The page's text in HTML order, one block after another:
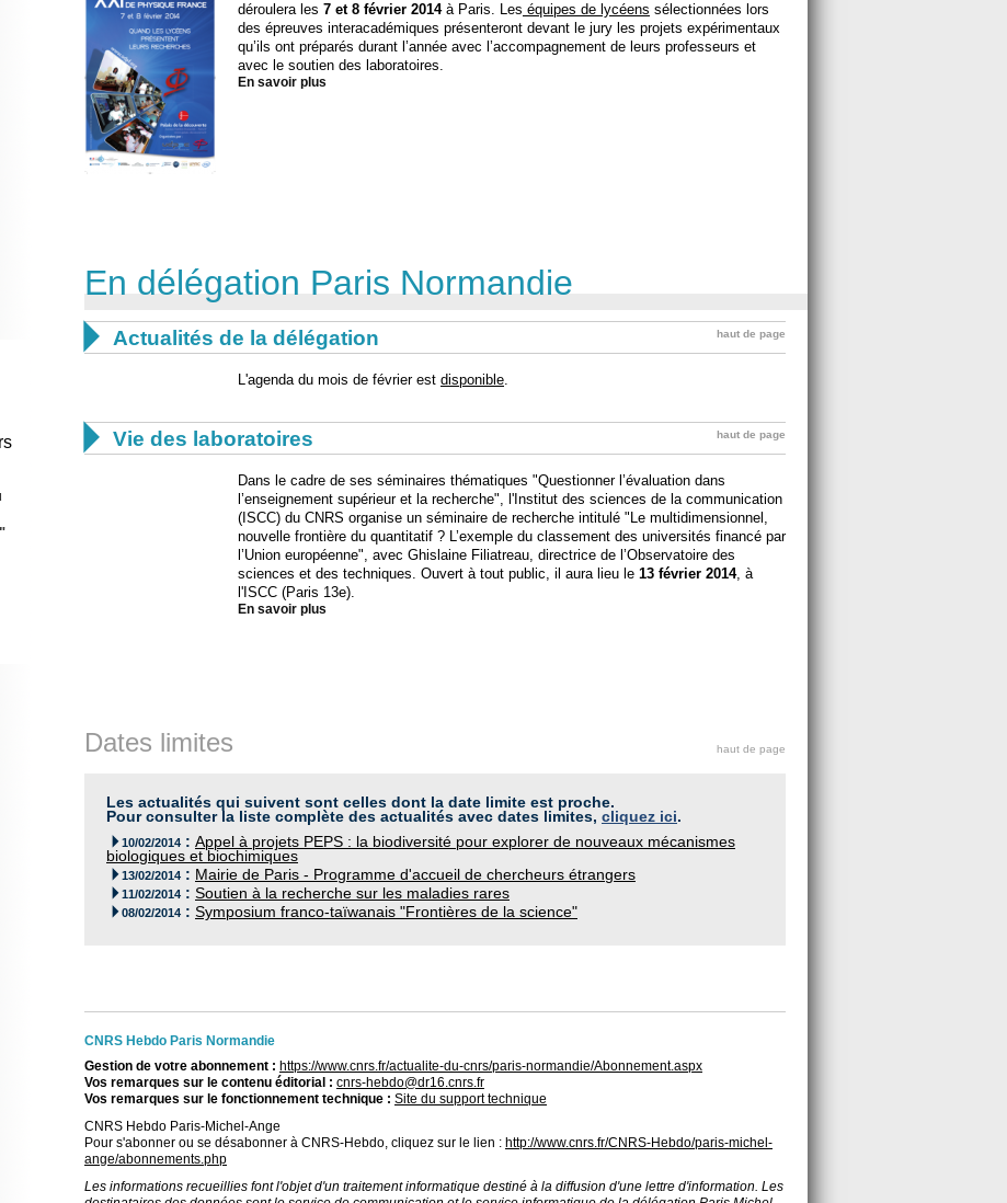
déroulera les 7 et 8 février 2014à Paris. Les équipes de lycéens sélectionnées lors
des épreuves interacadémiques présenteront devant le jury les projets expérimentaux
qu’ils ont préparés durant l’année avec l’accompagnement de leurs professeurs et
avec le soutien des laboratoires.
En savoir plus
En délégation Paris Normandie
 Actualités de la délégation haut de page
L'agenda du mois de février est disponible.
 Vie des laboratoires haut de page
Dans le cadre de ses séminaires thématiques "Questionner l’évaluation dans
l’enseignement supérieur et la recherche", l'Institut des sciences de la communication
(ISCC) du CNRS organise un séminaire de recherche intitulé "Le multidimensionnel,
nouvelle frontière du quantitatif ? L’exemple du classement des universités financé par
l’Union européenne", avec Ghislaine Filiatreau, directrice de l’Observatoire des
sciences et des techniques. Ouvert à tout public, il aura lieu le 13 février 2014, à
l'ISCC (Paris 13e).
En savoir plus
Dates limites haut de page
Les actualités qui suivent sont celles dont la date limite est proche.
Pour consulter la liste complète des actualités avec dates limites, cliquez ici.
10/02/2014 : Appel à projets PEPS : la biodiversité pour explorer de nouveaux mécanismes
biologiques et biochimiques
13/02/2014 : Mairie de Paris - Programme d'accueil de chercheurs étrangers
11/02/2014 : Soutien à la recherche sur les maladies rares
08/02/2014 : Symposium franco-taïwanais "Frontières de la science"
CNRS Hebdo Paris Normandie
Gestion de votre abonnement : https://www.cnrs.fr/actualite-du-cnrs/paris-normandie/Abonnement.aspx
Vos remarques sur le contenu éditorial : cnrs-hebdo@dr16.cnrs.fr
Vos remarques sur le fonctionnement technique : Site du support technique
CNRS Hebdo Paris-Michel-Ange
Pour s'abonner ou se désabonner à CNRS-Hebdo, cliquez sur le lien : http://www.cnrs.fr/CNRS-Hebdo/paris-michel-
ange/abonnements.php
Les informations recueillies font l'objet d'un traitement informatique destiné à la diffusion d'une lettre d'information. Les